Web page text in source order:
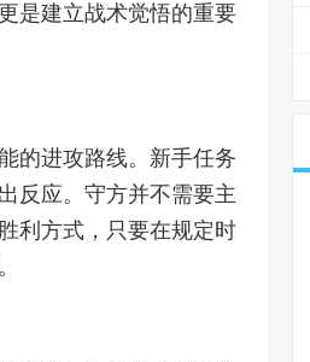
是建立战术觉悟的重要
的进攻路线。新手任务
反应。守方并不需要主
利方式，只要在规定时